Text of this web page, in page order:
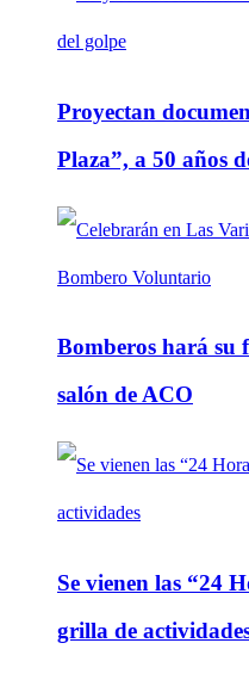
Proyectan
Plaza”, a 50 años
Bomberos hará su
salón de ACO
Se vienen las “24
grilla de